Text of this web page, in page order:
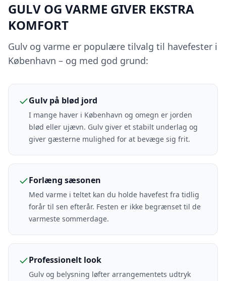
GULV OG VARME GIVER EKSTRA
KOMFORT
Gulv og varme er populære tilvalg til havefester i
København – og med god grund:
Gulv på blød jord
I mange haver i København og omegn er jorden
blød eller ujævn. Gulv giver et stabilt underlag og
giver gæsterne mulighed for at bevæge sig frit.
Forlæng sæsonen
Med varme i teltet kan du holde havefest fra tidlig
forår til sen efterår. Festen er ikke begrænset til de
varmeste sommerdage.
Professionelt look
Gulv og belysning løfter arrangementets udtryk